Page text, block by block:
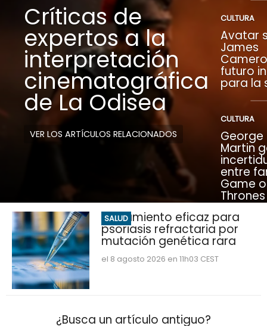
Críticas de
expertos a la
interpretación
cinematográfica
de La Odisea
VER LOS ARTÍCULOS RELACIONADOS
CULTURA
Avatar
James
futuro
para la
CULTURA
George
Martin
entre
Game
Thrones
SALUD
Tratamiento eficaz para
psoriasis refractaria por
mutación genética rara
el 8 agosto 2026 en 11h03 CEST
¿Busca un artículo antiguo?